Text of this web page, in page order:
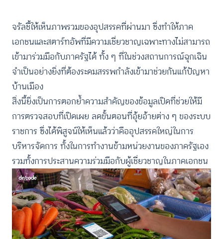
จรัลชี้ให้เห็นภาพรวมของอุปสรรคที่ผ่านมา ซึ่งทำให้ภาค
เอกชนและสตาร์ทอัพที่มีความเชี่ยวชาญเฉพาะทางไม่สามารถ
เข้ามาร่วมมือกับภาครัฐได้ ทั้ง ๆ ที่ในช่วงสถานการณ์ฉุกเฉิน
จำเป็นอย่างยิ่งที่ต้องระดมสรรพกำลังเข้ามาช่วยกันแก้ปัญหา
บ้านเมือง
สิ่งนี้ยิ่งเป็นการตอกย้ำความสำคัญของข้อมูลเปิดที่ช่วยให้มี
การตรวจสอบที่เปิดเผย ลดขั้นตอนที่อุ้ยอ้ายต่าง ๆ ของระบบ
ราชการ ซึ่งได้พิสูจน์ให้เห็นแล้วว่าคืออุปสรรคใหญ่ในการ
บริหารจัดการ ทั้งในการทำงานข้ามหน่วยงานของภาครัฐเอง
รวมทั้งการประสานความร่วมมือกับผู้เชี่ยวชาญในภาคเอกชน